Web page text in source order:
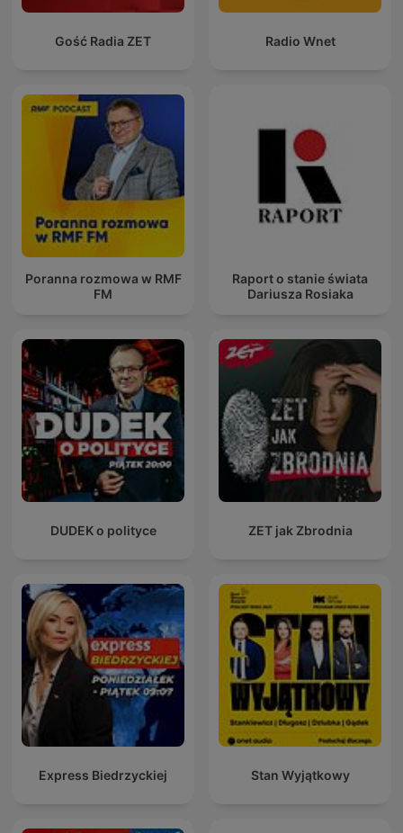
Gość Radia ZET Radio Wnet
Poranna rozmowa w RMF
FM
Raport o stanie świata
Dariusza Rosiaka
DUDEK o polityce ZET jak Zbrodnia
Express Biedrzyckiej Stan Wyjątkowy